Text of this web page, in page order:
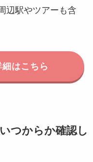
辺駅やツアーも含
はこちら
つからか確認し